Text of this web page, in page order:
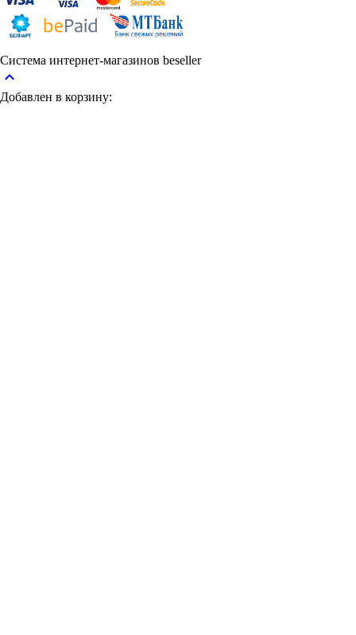
Система интернет-магазинов beseller
keyboard_arrow_up
Добавлен в корзину: